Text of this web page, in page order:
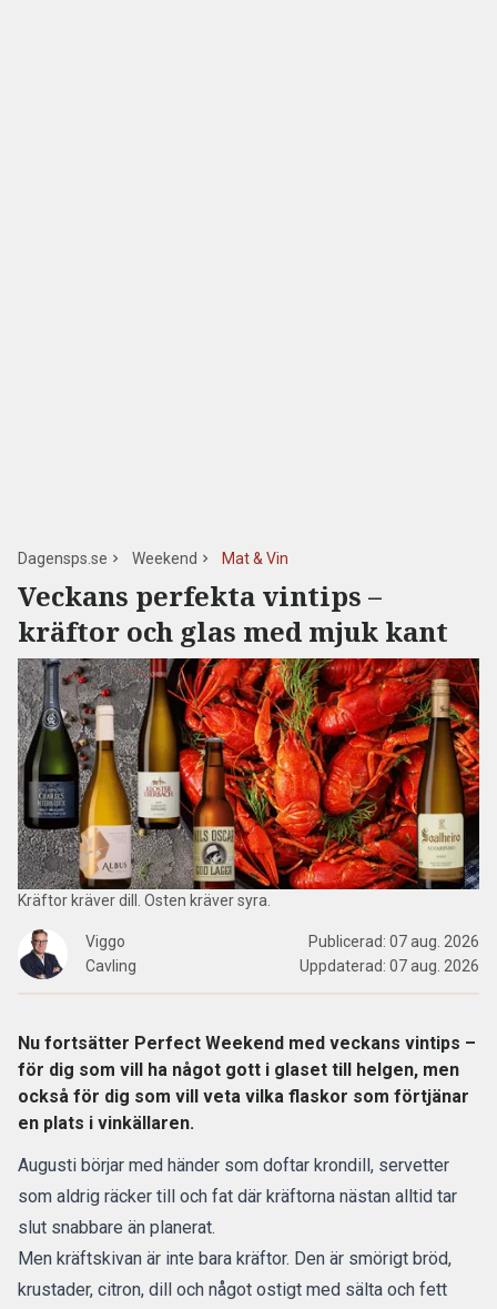
Dagensps.se Weekend Mat & Vin
Veckans perfekta vintips –
kräftor och glas med mjuk kant
Kräftor kräver dill. Osten kräver syra.
Viggo
Cavling
Publicerad: 07 aug. 2026
Uppdaterad: 07 aug. 2026
Nu fortsätter Perfect Weekend med veckans vintips –
för dig som vill ha något gott i glaset till helgen, men
också för dig som vill veta vilka flaskor som förtjänar
en plats i vinkällaren.
Augusti börjar med händer som doftar krondill, servetter
som aldrig räcker till och fat där kräftorna nästan alltid tar
slut snabbare än planerat.
Men kräftskivan är inte bara kräftor. Den är smörigt bröd,
krustader, citron, dill och något ostigt med sälta och fett